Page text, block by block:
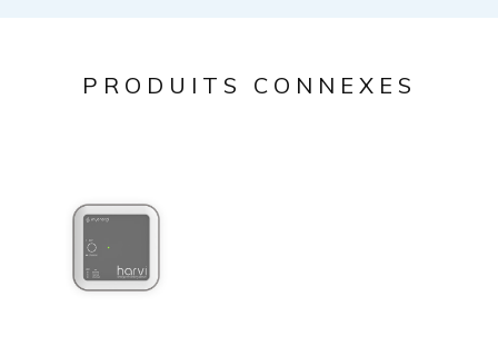
PRODUITS CONNEXES